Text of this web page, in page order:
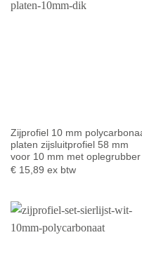
Zijprofiel 10 mm
platen zijsluitprofiel 58 mm
voor 10 mm met oplegrubber
€15,89 ex btw